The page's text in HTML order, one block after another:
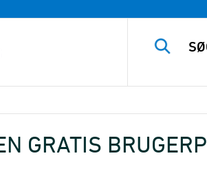
GRATIS